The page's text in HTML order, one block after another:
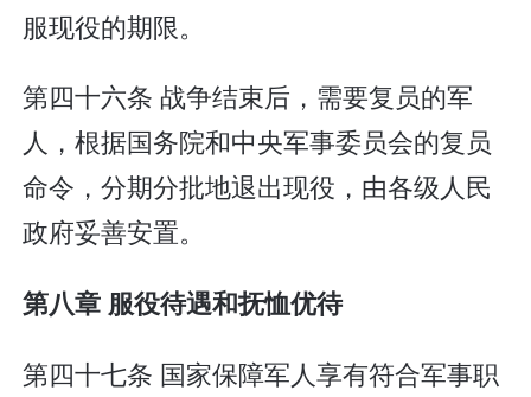
服现役的期限。
第四十六条 战争结束后，需要复员的军
人，根据国务院和中央军事委员会的复员
命令，分期分批地退出现役，由各级人民
政府妥善安置。
第八章 服役待遇和抚恤优待
第四十七条 国家保障军人享有符合军事职